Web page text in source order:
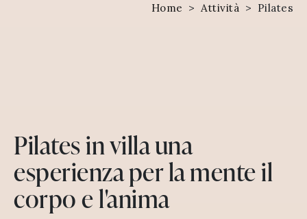
Home > Attività > Pilates
Pilates in villa una
esperienza per la mente il
corpo e l'anima